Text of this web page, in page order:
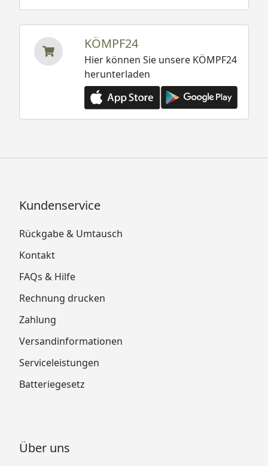
KÖMPF24
Hier können Sie unsere KÖMPF24
herunterladen
Kundenservice
Rückgabe & Umtausch
Kontakt
FAQs & Hilfe
Rechnung drucken
Zahlung
Versandinformationen
Serviceleistungen
Batteriegesetz
Über uns